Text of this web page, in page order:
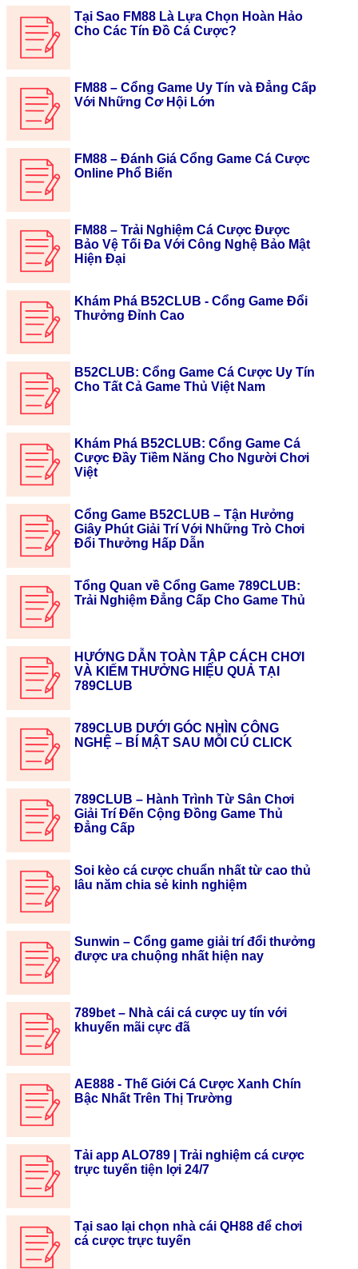
Tại Sao FM88 Là Lựa Chọn Hoàn Hảo
Cho Các Tín Đồ Cá Cược?
FM88 – Cổng Game Uy Tín và Đẳng Cấp
Với Những Cơ Hội Lớn
FM88 – Đánh Giá Cổng Game Cá Cược
Online Phổ Biến
FM88 – Trải Nghiệm Cá Cược Được
Bảo Vệ Tối Đa Với Công Nghệ Bảo Mật
Hiện Đại
Khám Phá B52CLUB - Cổng Game Đổi
Thưởng Đỉnh Cao
B52CLUB: Cổng Game Cá Cược Uy Tín
Cho Tất Cả Game Thủ Việt Nam
Khám Phá B52CLUB: Cổng Game Cá
Cược Đầy Tiềm Năng Cho Người Chơi
Việt
Cổng Game B52CLUB – Tận Hưởng
Giây Phút Giải Trí Với Những Trò Chơi
Đổi Thưởng Hấp Dẫn
Tổng Quan về Cổng Game 789CLUB:
Trải Nghiệm Đẳng Cấp Cho Game Thủ
HƯỚNG DẪN TOÀN TẬP CÁCH CHƠI
VÀ KIẾM THƯỞNG HIỆU QUẢ TẠI
789CLUB
789CLUB DƯỚI GÓC NHÌN CÔNG
NGHỆ – BÍ MẬT SAU MỖI CÚ CLICK
789CLUB – Hành Trình Từ Sân Chơi
Giải Trí Đến Cộng Đồng Game Thủ
Đẳng Cấp
Soi kèo cá cược chuẩn nhất từ cao thủ
lâu năm chia sẻ kinh nghiệm
Sunwin – Cổng game giải trí đổi thưởng
được ưa chuộng nhất hiện nay
789bet – Nhà cái cá cược uy tín với
khuyến mãi cực đã
AE888 - Thế Giới Cá Cược Xanh Chín
Bậc Nhất Trên Thị Trường
Tải app ALO789 | Trải nghiệm cá cược
trực tuyến tiện lợi 24/7
Tại sao lại chọn nhà cái QH88 để chơi
cá cược trực tuyến